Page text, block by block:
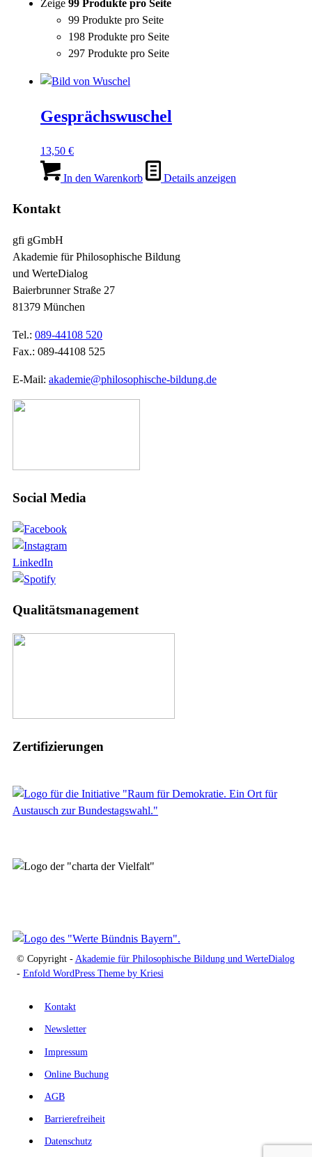
Zeige 99 Produkte pro Seite
99 Produkte pro Seite
198 Produkte pro Seite
297 Produkte pro Seite
Gesprächswuschel
13,50 €
In den Warenkorb Details anzeigen
Kontakt
gfi gGmbH
Akademie für Philosophische Bildung
und WerteDialog
Baierbrunner Straße 27
81379 München
Tel.: 089-44108 520
Fax.: 089-44108 525
E-Mail: akademie@philosophische-bildung.de
Social Media
LinkedIn
Qualitätsmanagement
Zertifizierungen
© Copyright - Akademie für Philosophische Bildung und WerteDialog
- Enfold WordPress Theme by Kriesi
Kontakt
Newsletter
Impressum
Online Buchung
AGB
Barrierefreiheit
Datenschutz